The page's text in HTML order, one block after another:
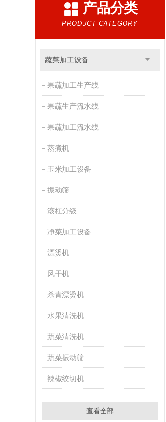
产品分类
PRODUCT CATEGORY
蔬菜加工设备
果蔬加工生产线
果蔬生产流水线
果蔬加工流水线
蒸煮机
玉米加工设备
振动筛
滚杠分级
净菜加工设备
漂烫机
风干机
杀青漂烫机
水果清洗机
蔬菜清洗机
蔬菜振动筛
辣椒绞切机
查看全部